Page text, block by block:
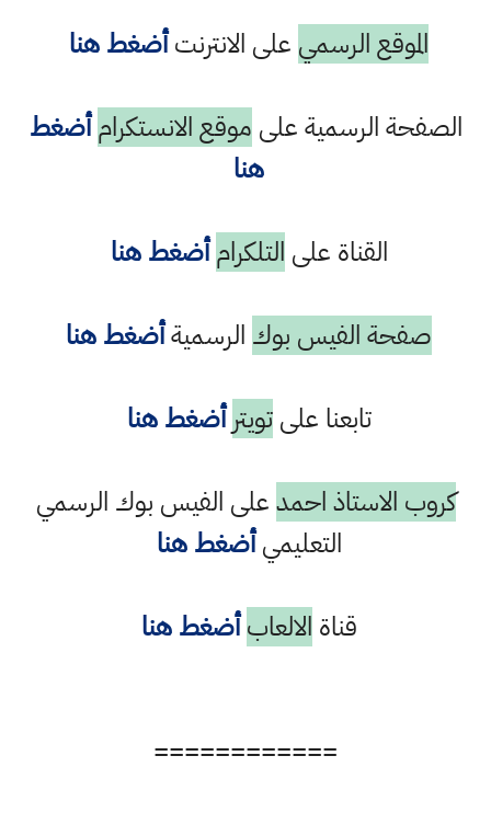
الموقع الرسمي على الانترنتأضغط هنا
الصفحة الرسمية على موقع الانستكرام أضغط
هنا
القناة على التلكرام أضغط هنا
صفحة الفيس بوك الرسميةأضغط هنا
تابعنا علىتويتر أضغط هنا
كروب الاستاذ احمدعلى الفيس بوك الرسمي
التعليميأضغط هنا
قناة الالعاب أضغط هنا
============